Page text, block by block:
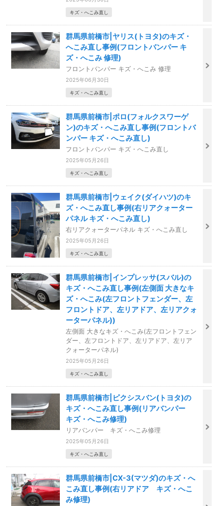
キズ・へこみ直し
群馬県前橋市|ヤリス(トヨタ)のキズ・
へこみ直し事例(フロントバンパー キ
ズ・へこみ 修理)
フロントバンパー キズ・へこみ 修理
2025年06月30日
キズ・へこみ直し
群馬県前橋市|ポロ(フォルクスワーゲ
ン)のキズ・へこみ直し事例(フロントバ
ンパー キズ・へこみ直し)
フロントバンパー キズ・へこみ直し
2025年05月26日
キズ・へこみ直し
群馬県前橋市|ウェイク(ダイハツ)のキ
ズ・へこみ直し事例(右リアクォーター
パネル キズ・へこみ直し)
右リアクォーターパネル キズ・へこみ直し
2025年05月26日
キズ・へこみ直し
群馬県前橋市|インプレッサ(スバル)の
キズ・へこみ直し事例(左側面 大きなキ
ズ・へこみ(左フロントフェンダー、左
フロントドア、左リアドア、左リアクォ
ーターパネル))
左側面 大きなキズ・へこみ(左フロントフェン
ダー、左フロントドア、左リアドア、左リア
クォーターパネル)
2025年05月26日
キズ・へこみ直し
群馬県前橋市|ピクシスバン(トヨタ)の
キズ・へこみ直し事例(リアバンパー
キズ・へこみ修理)
リアバンパー キズ・へこみ修理
2025年05月26日
キズ・へこみ直し
群馬県前橋市|CX-3(マツダ)のキズ・へ
こみ直し事例(右リアドア キズ・へこ
み修理)